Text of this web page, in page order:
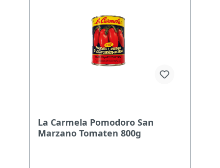
La Carmela Pomodoro San
Marzano Tomaten 800g